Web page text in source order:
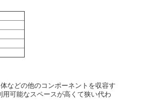
などの他のコンポーネントを収容す
可能なスペースが高くて狭い代わ